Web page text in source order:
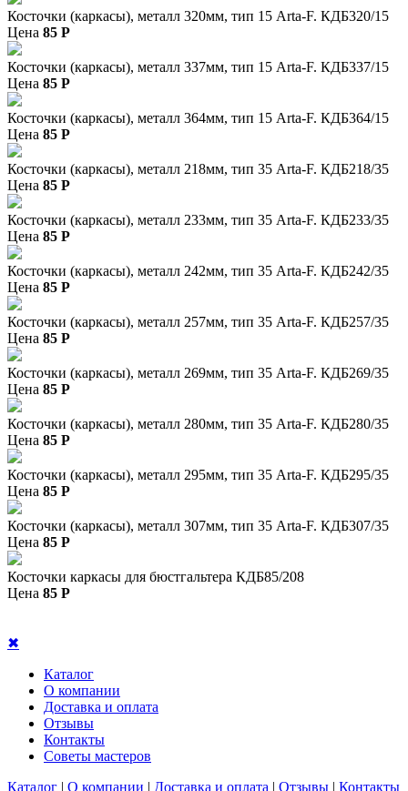
Косточки (каркасы), металл 320мм, тип 15 Arta-F. КДБ320/15
Цена 85 P
Косточки (каркасы), металл 337мм, тип 15 Arta-F. КДБ337/15
Цена 85 P
Косточки (каркасы), металл 364мм, тип 15 Arta-F. КДБ364/15
Цена 85 P
Косточки (каркасы), металл 218мм, тип 35 Arta-F. КДБ218/35
Цена 85 P
Косточки (каркасы), металл 233мм, тип 35 Arta-F. КДБ233/35
Цена 85 P
Косточки (каркасы), металл 242мм, тип 35 Arta-F. КДБ242/35
Цена 85 P
Косточки (каркасы), металл 257мм, тип 35 Arta-F. КДБ257/35
Цена 85 P
Косточки (каркасы), металл 269мм, тип 35 Arta-F. КДБ269/35
Цена 85 P
Косточки (каркасы), металл 280мм, тип 35 Arta-F. КДБ280/35
Цена 85 P
Косточки (каркасы), металл 295мм, тип 35 Arta-F. КДБ295/35
Цена 85 P
Косточки (каркасы), металл 307мм, тип 35 Arta-F. КДБ307/35
Цена 85 P
Косточки каркасы для бюстгальтера КДБ85/208
Цена 85 P
✖
Каталог
О компании
Доставка и оплата
Отзывы
Контакты
Советы мастеров
Каталог | О компании | Доставка и оплата | Отзывы | Контакты